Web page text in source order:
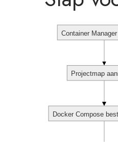
Container
Projectmap
Docker Compose